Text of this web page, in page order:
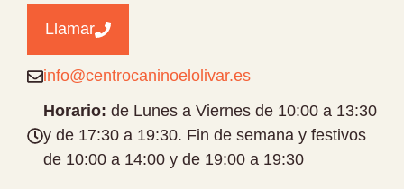
Llamar
info@centrocaninoelolivar.es
Horario: de Lunes a Viernes de 10:00 a 13:30
y de 17:30 a 19:30. Fin de semana y festivos
de 10:00 a 14:00 y de 19:00 a 19:30